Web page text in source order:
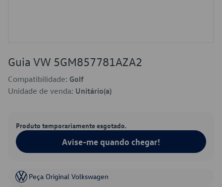
Guia VW 5GM857781AZA2
Compatibilidade: Golf
Unidade de venda: Unitário(a)
Produto temporariamente esgotado.
Avise-me quando chegar!
Peça Original Volkswagen